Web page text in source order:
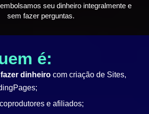
seu dinheiro integralmente e
sem fazer perguntas.
é:
dinheiro com criação de Sites,
e afiliados;